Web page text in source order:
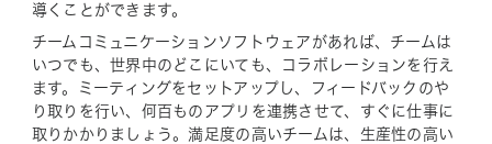
導くことができます。
チームコミュニケーションソフトウェアがあれば、チームは
いつでも、世界中のどこにいても、コラボレーションを行え
ます。ミーティングをセットアップし、フィードバックのや
り取りを行い、何百ものアプリを連携させて、すぐに仕事に
取りかかりましょう。満足度の高いチームは、生産性の高い